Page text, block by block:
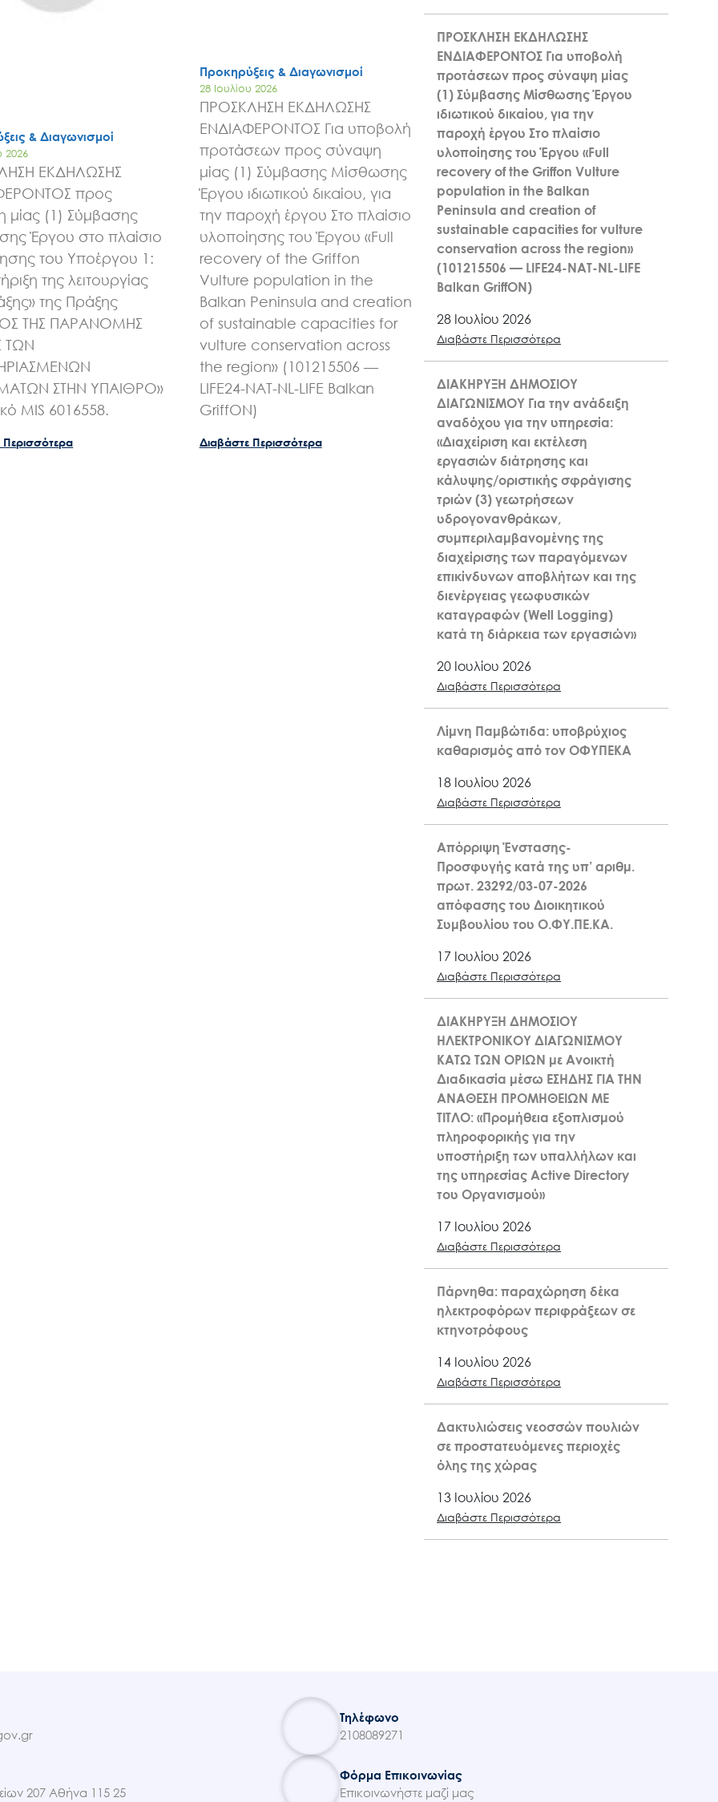
Εισιτήρια
Επικοινωνία
& Διαγωνισμοί
2026
ΕΚΔΗΛΩΣΗΣ
προς
μίας (1) Σύμβασης
Έργου στο πλαίσιο
του Υποέργου 1:
της λειτουργίας
της Πράξης
ΤΗΣ ΠΑΡΑΝΟΜΗΣ
ΤΩΝ
ΣΤΗΝ ΥΠΑΙΘΡΟ»
MIS 6016558.
Περισσότερα
Προκηρύξεις & Διαγωνισμοί
28 Ιουλίου 2026
ΠΡΟΣΚΛΗΣΗ ΕΚΔΗΛΩΣΗΣ
ΕΝΔΙΑΦΕΡΟΝΤΟΣ Για υποβολή
προτάσεων προς σύναψη
μίας (1) Σύμβασης Μίσθωσης
Έργου ιδιωτικού δικαίου, για
την παροχή έργου Στο πλαίσιο
υλοποίησης του Έργου «Full
recovery of the Griffon
Vulture population in the
Balkan Peninsula and creation
of sustainable capacities for
vulture conservation across
the region» (101215506 —
LIFE24-NAT-NL-LIFE Balkan
GriffON)
Διαβάστε Περισσότερα
ΠΡΟΣΚΛΗΣΗ ΕΚΔΗΛΩΣΗΣ
ΕΝΔΙΑΦΕΡΟΝΤΟΣ Για υποβολή
προτάσεων προς σύναψη μίας
(1) Σύμβασης Μίσθωσης Έργου
ιδιωτικού δικαίου, για την
παροχή έργου Στο πλαίσιο
υλοποίησης του Έργου «Full
recovery of the Griffon Vulture
population in the Balkan
Peninsula and creation of
sustainable capacities for vulture
conservation across the region»
(101215506 — LIFE24-NAT-NL-LIFE
Balkan GriffON)
28 Ιουλίου 2026
Διαβάστε Περισσότερα
ΔΙΑΚΗΡΥΞΗ ΔΗΜΟΣΙΟΥ
ΔΙΑΓΩΝΙΣΜΟΥ Για την ανάδειξη
αναδόχου για την υπηρεσία:
«Διαχείριση και εκτέλεση
εργασιών διάτρησης και
κάλυψης/οριστικής σφράγισης
τριών (3) γεωτρήσεων
υδρογονανθράκων,
συμπεριλαμβανομένης της
διαχείρισης των παραγόμενων
επικίνδυνων αποβλήτων και της
διενέργειας γεωφυσικών
καταγραφών (Well Logging)
κατά τη διάρκεια των εργασιών»
20 Ιουλίου 2026
Διαβάστε Περισσότερα
Λίμνη Παμβώτιδα: υποβρύχιος
καθαρισμός από τον ΟΦΥΠΕΚΑ
18 Ιουλίου 2026
Διαβάστε Περισσότερα
Απόρριψη Ένστασης-
Προσφυγής κατά της υπ’ αριθμ.
πρωτ. 23292/03-07-2026
απόφασης του Διοικητικού
Συμβουλίου του Ο.ΦΥ.ΠΕ.ΚΑ.
17 Ιουλίου 2026
Διαβάστε Περισσότερα
ΔΙΑΚΗΡΥΞΗ ΔΗΜΟΣΙΟΥ
ΗΛΕΚΤΡΟΝΙΚΟΥ ΔΙΑΓΩΝΙΣΜΟΥ
ΚΑΤΩ ΤΩΝ ΟΡΙΩΝ με Ανοικτή
Διαδικασία μέσω ΕΣΗΔΗΣ ΓΙΑ ΤΗΝ
ΑΝΑΘΕΣΗ ΠΡΟΜΗΘΕΙΩΝ ΜΕ
ΤΙΤΛΟ: «Προμήθεια εξοπλισμού
πληροφορικής για την
υποστήριξη των υπαλλήλων και
της υπηρεσίας Active Directory
του Οργανισμού»
17 Ιουλίου 2026
Διαβάστε Περισσότερα
Πάρνηθα: παραχώρηση δέκα
ηλεκτροφόρων περιφράξεων σε
κτηνοτρόφους
14 Ιουλίου 2026
Διαβάστε Περισσότερα
Δακτυλιώσεις νεοσσών πουλιών
σε προστατευόμενες περιοχές
όλης της χώρας
13 Ιουλίου 2026
Διαβάστε Περισσότερα
Τηλέφωνο
2108089271
207 Αθήνα 115 25
Φόρμα Επικοινωνίας
Επικοινωνήστε μαζί μας